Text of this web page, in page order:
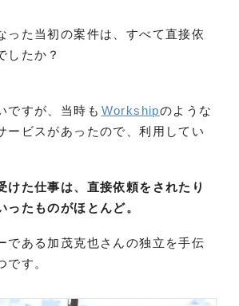
った当初の案件は、すべて直接依
したか？
ですが、当時も Workshipのような
ービスがあったので、利用してい
けた仕事は、直接依頼をされたり
ったものがほとんど。
である加茂克也さんの独立を手伝
です。